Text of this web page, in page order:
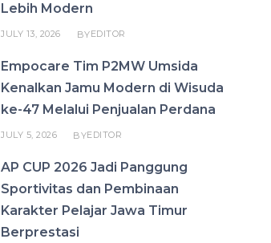
Lebih Modern
JULY 13, 2026 BYEDITOR
Empocare Tim P2MW Umsida
Kenalkan Jamu Modern di Wisuda
ke-47 Melalui Penjualan Perdana
JULY 5, 2026 BYEDITOR
AP CUP 2026 Jadi Panggung
Sportivitas dan Pembinaan
Karakter Pelajar Jawa Timur
Berprestasi